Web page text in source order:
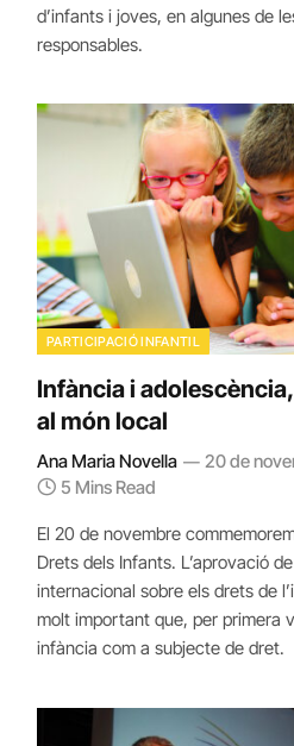
d’infants i joves, en algunes de
responsables.
PARTICIPACIÓ INFANTIL
Infància i
al món local
Ana Maria Novella
20 de
5 Mins Read
El 20 de novembre
Drets dels Infants. L’aprovació
internacional sobre els drets de
molt important que, per primera
infància com a subjecte de dret.